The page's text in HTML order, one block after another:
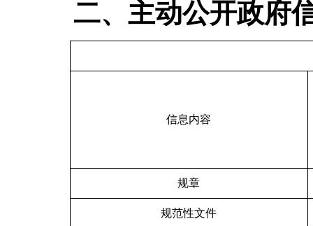
二、主动公开政府
信息内容
规章
规范性文件